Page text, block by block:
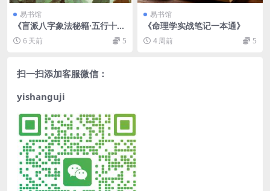
易书馆
《盲派八字象法秘籍·五行十二
月吉凶命例》上下册
6 天前 5
易书馆
《命理学实战笔记一本通》
4 周前 5
扫一扫添加客服微信：
yishanguji